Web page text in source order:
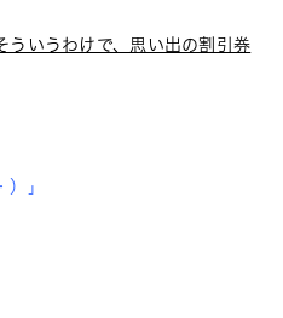
ういうわけで、思い出の割引券
」